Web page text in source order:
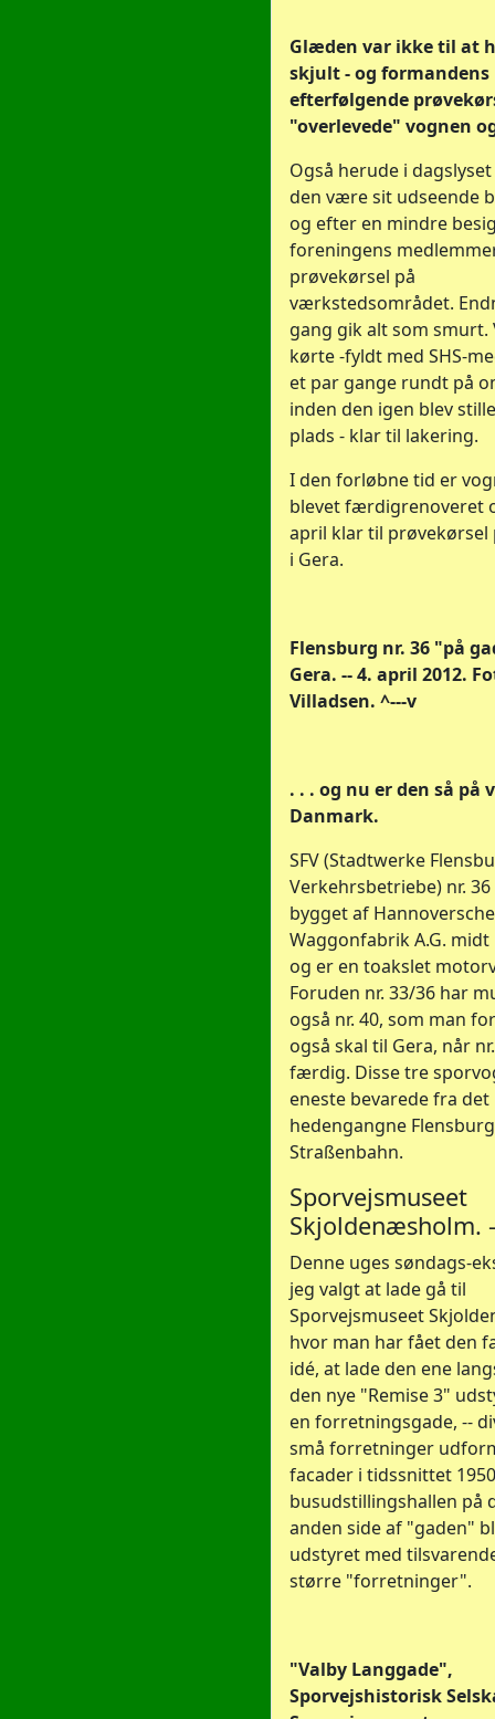
Glæden var ikke til at
skjult - og formandens
efterfølgende
"overlevede" vognen
Også herude i
den være sit udseende
og efter en mindre
foreningens
prøvekørsel på
værkstedsområdet.
gang gik alt som smurt.
kørte -fyldt med SHS-
et par gange rundt på
inden den igen blev
plads - klar til lakering.
I den forløbne tid er
blevet færdigrenoveret
april klar til prøvekørsel
i Gera.
Flensburg nr. 36 "på
Gera. -- 4. april 2012.
Villadsen. ^---v
. . . og nu er den så på
Danmark.
SFV (Stadtwerke
Verkehrsbetriebe) nr. 36
bygget af Hannoversche
Waggonfabrik A.G. midt
og er en toakslet
Foruden nr. 33/36 har
også nr. 40, som man
også skal til Gera, når
færdig. Disse tre
eneste bevarede fra det
hedengangne
Straßenbahn.
Sporvejsmuseet
Skjoldenæsholm.
Denne uges søndags-
jeg valgt at lade gå til
Sporvejsmuseet
hvor man har fået den
idé, at lade den ene
den nye "Remise 3"
en forretningsgade, --
små forretninger
facader i tidssnittet
busudstillingshallen på
anden side af "gaden"
udstyret med
større "forretninger".
"Valby Langgade",
Sporvejshistorisk